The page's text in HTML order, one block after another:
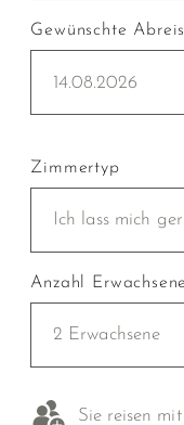
Gewünschte
14.08.2026
Zimmertyp
Ich lass mich
Anzahl
2 Erwachsene
Sie reisen